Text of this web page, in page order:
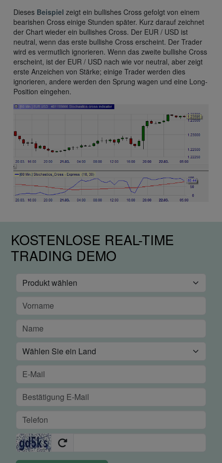
Dieses Beispiel zeigt ein bullishes Cross gefolgt von einem
bearishen Cross einige Stunden später. Kurz darauf zeichnet
der Chart wieder ein bullishes Cross. Der EUR / USD ist
neutral, wenn das erste bullishe Cross erscheint. Der Trader
wird es vermutlich ignorieren. Wenn das zweite bullishe Cross
erscheint, ist der EUR / USD nach wie vor neutral, aber zeigt
erste Anzeichen von Stärke; einige Trader werden dies
ignorieren, andere werden den Sprung wagen und eine Long-
Position eingehen.
KOSTENLOSE REAL-TIME
TRADING DEMO